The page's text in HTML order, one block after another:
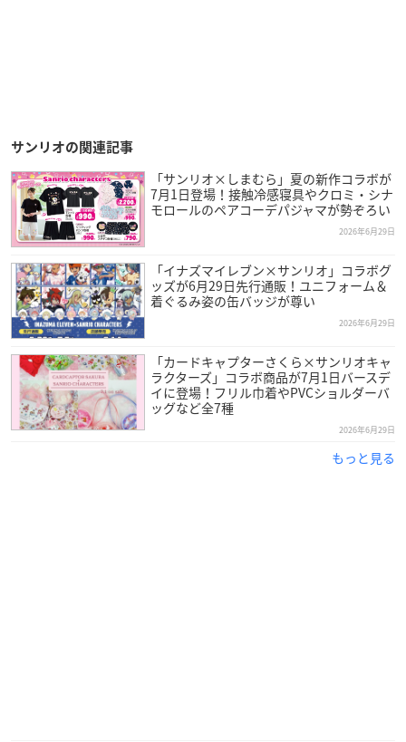
サンリオの関連記事
「サンリオ×しまむら」夏の新作コラボが
7月1日登場！接触冷感寝具やクロミ・シナ
モロールのペアコーデパジャマが勢ぞろい
2026年6月29日
「イナズマイレブン×サンリオ」コラボグ
ッズが6月29日先行通販！ユニフォーム＆
着ぐるみ姿の缶バッジが尊い
2026年6月29日
「カードキャプターさくら×サンリオキャ
ラクターズ」コラボ商品が7月1日バースデ
イに登場！フリル巾着やPVCショルダーバ
ッグなど全7種
2026年6月29日
もっと見る